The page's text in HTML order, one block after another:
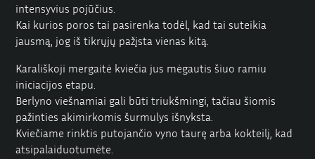
intensyvius pojūčius.
Kai kurios poros tai pasirenka todėl, kad tai suteikia
jausmą, jog iš tikrųjų pažįsta vienas kitą.
Karališkoji mergaitė kviečia jus mėgautis šiuo ramiu
iniciacijos etapu.
Berlyno viešnamiai gali būti triukšmingi, tačiau šiomis
pažinties akimirkomis šurmulys išnyksta.
Kviečiame rinktis putojančio vyno taurę arba kokteilį, kad
atsipalaiduotumėte.